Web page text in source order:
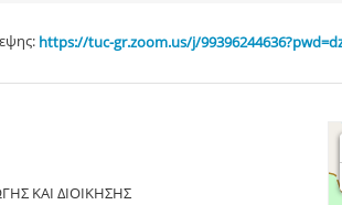
https://tuc-gr.zoom.us/j/
ΚΑΙ ΔΙΟΙΚΗΣΗΣ